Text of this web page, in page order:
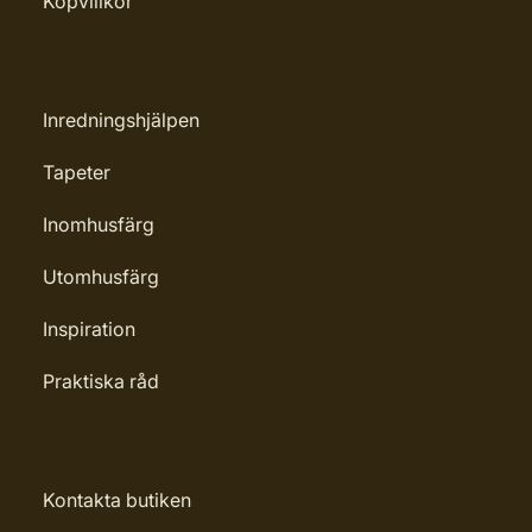
Rengöring: Penseltvätt
Inredningshjälpen
Tapeter
Inomhusfärg
Utomhusfärg
Inspiration
Praktiska råd
Kontakta butiken